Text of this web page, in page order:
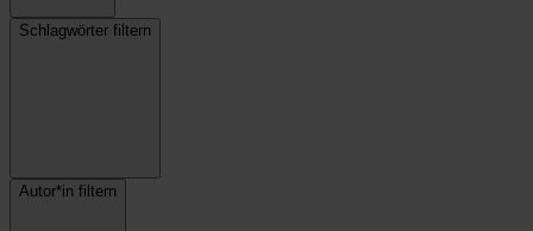
Schlagwörter filtern
Autor*in filtern